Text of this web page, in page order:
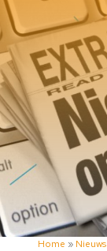
Home » Nieuws